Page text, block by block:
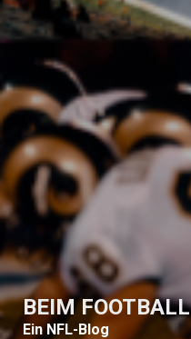
BEIM FOOTBALL
Ein NFL-Blog